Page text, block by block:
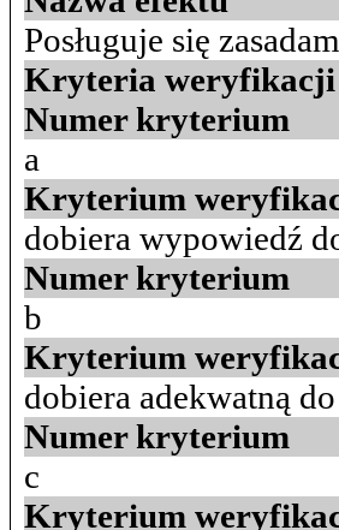
Posługuje się
Kryteria weryfikacji
Numer kryterium
a
Kryterium
dobiera wypowiedź
Numer kryterium
b
Kryterium
dobiera adekwatną
Numer kryterium
c
Kryterium